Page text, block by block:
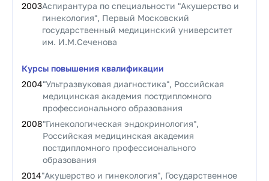
2003Аспирантура по специальности "Акушерство и
гинекология", Первый Московский
государственный медицинский университет
им. И.М.Сеченова
Курсы повышения квалификации
2004"Ультразвуковая диагностика", Российская
медицинская академия постдипломного
профессионального образования
2008"Гинекологическая эндокринология",
Российская медицинская академия
постдипломного профессионального
образования
2014"Акушерство и гинекология", Государственное